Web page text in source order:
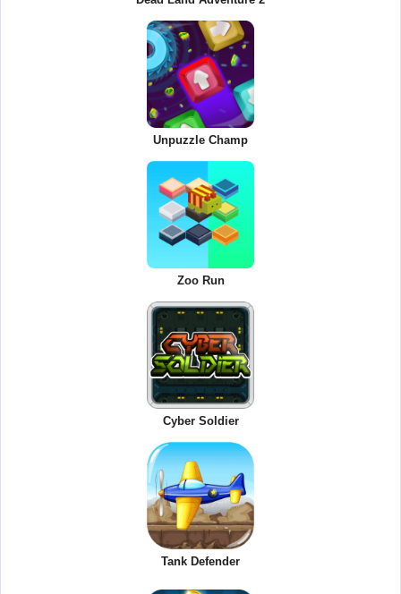
Unpuzzle Champ
Zoo Run
Cyber Soldier
Tank Defender